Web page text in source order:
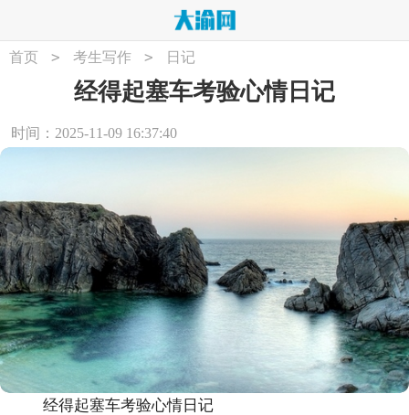
首页 > 考生写作 > 日记
经得起塞车考验心情日记
时间：2025-11-09 16:37:40
经得起塞车考验心情日记